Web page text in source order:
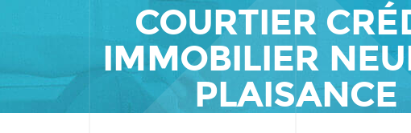
COURTIER
IMMOBILIER
PLAISANCE